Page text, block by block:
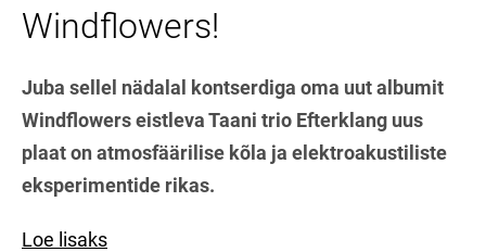
Windflowers!
Juba sellel nädalal kontserdiga oma uut albumit
Windflowers eistleva Taani trio Efterklang uus
plaat on atmosfäärilise kõla ja elektroakustiliste
eksperimentide rikas.
Loe lisaks